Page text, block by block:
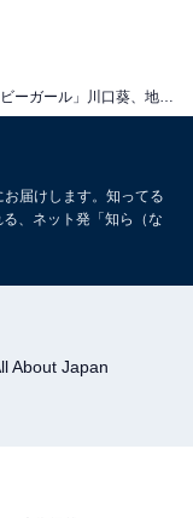
届けします。知ってる
、ネット発「知ら（な
About Japan